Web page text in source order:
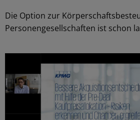
Die Option zur
Personengesellschaften ist schon